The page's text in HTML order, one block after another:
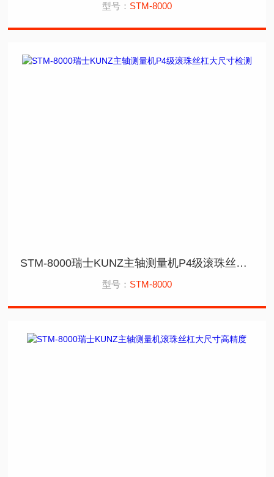
型号： STM-8000
STM-8000瑞士KUNZ主轴测量机P4级滚珠丝杠大尺寸检测
型号： STM-8000